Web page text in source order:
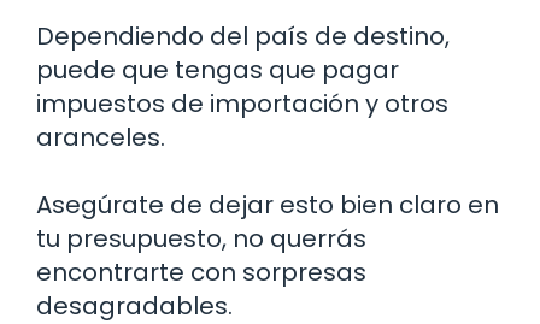
Dependiendo del país de destino,
puede que tengas que pagar
impuestos de importación y otros
aranceles.
Asegúrate de dejar esto bien claro en
tu presupuesto, no querrás
encontrarte con sorpresas
desagradables.